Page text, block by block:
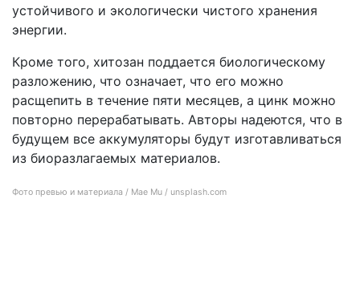
устойчивого и экологически чистого хранения
энергии.
Кроме того, хитозан поддается биологическому
разложению, что означает, что его можно
расщепить в течение пяти месяцев, а цинк можно
повторно перерабатывать. Авторы надеются, что в
будущем все аккумуляторы будут изготавливаться
из биоразлагаемых материалов.
Фото превью и материала / Mae Mu / unsplash.com